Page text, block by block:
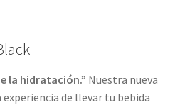
la hidratación.” Nuestra nueva
de llevar tu bebida